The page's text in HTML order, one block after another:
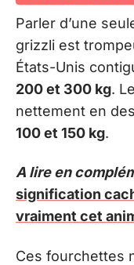
Parler d’une
grizzli est
États-Unis
200 et 300 kg.
nettement en
100 et 150 kg.
A lire en
signification
vraiment cet
Ces fourchettes